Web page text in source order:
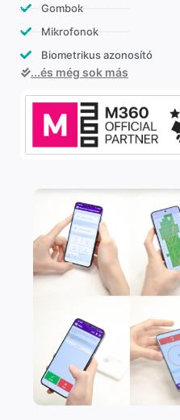
Gombok
Mikrofonok
Biometrikus azonosító
...és még sok más